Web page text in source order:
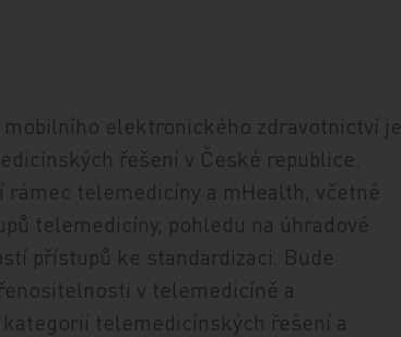
elektronického zdravotnictví je
řešení v České republice.
telemedicíny a mHealth, včetně
telemedicíny, pohledu na úhradové
přístupů ke standardizaci. Bude
v telemedicíně a
telemedicínských řešení a